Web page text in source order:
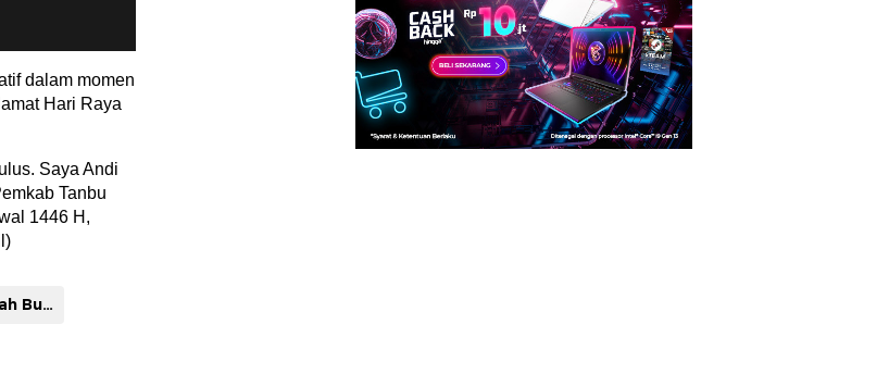
dalam momen
Hari Raya
Saya Andi
Tanbu
1446 H,
Bupati Tanah Bumbu Andi Rudi Latif